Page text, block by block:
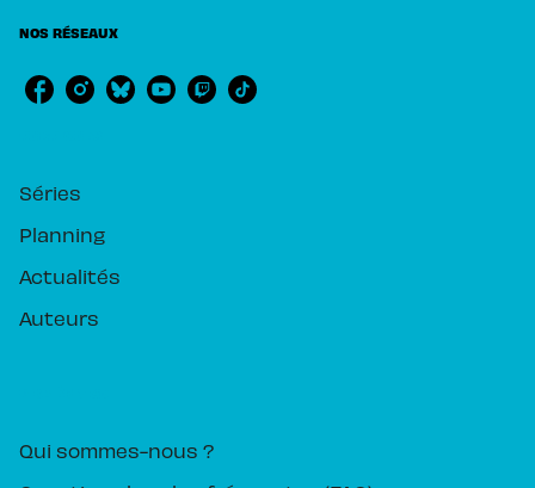
NOS RÉSEAUX
Séries
Planning
Actualités
Auteurs
Qui sommes-nous ?